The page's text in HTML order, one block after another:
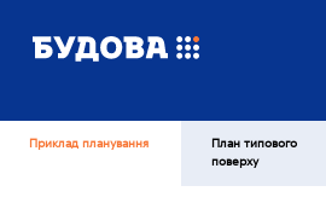
Приклад планування
План типового
поверху